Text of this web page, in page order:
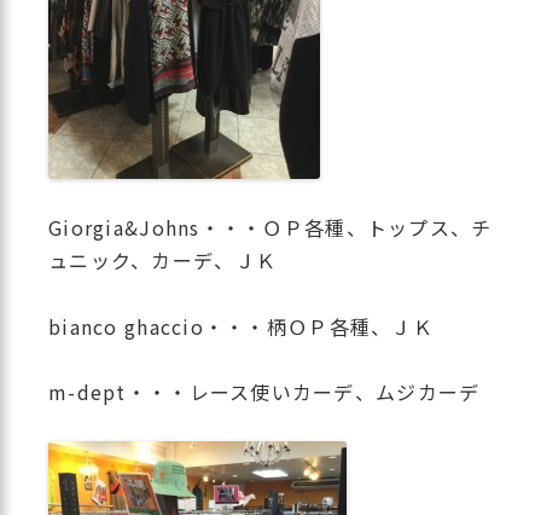
Giorgia&Johns・・・ＯＰ各種、トップス、チ
ュニック、カーデ、ＪＫ
bianco ghaccio・・・柄ＯＰ各種、ＪＫ
m-dept・・・レース使いカーデ、ムジカーデ